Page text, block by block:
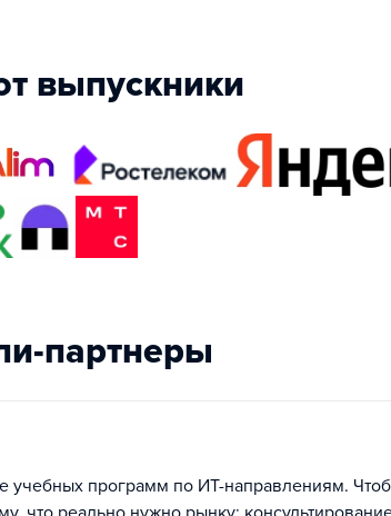
выпускники
партнеры
учебных программ по ИТ-направлениям.